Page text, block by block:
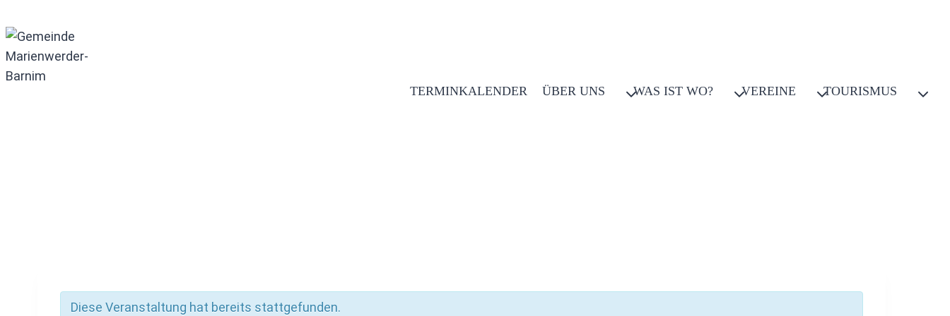
Inhalt
springen
TERMINKALENDER ÜBER UNS WAS IST WO? VEREINE TOURISMUS
Diese Veranstaltung hat bereits stattgefunden.